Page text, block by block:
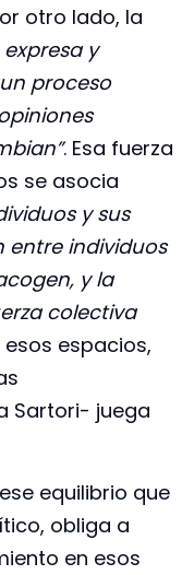
otro lado, la
expresa y
proceso
. Esa fuerza
se asocia
y sus
entre individuos
y la
colectiva
esos espacios,
Sartori- juega
equilibrio que
obliga a
en esos